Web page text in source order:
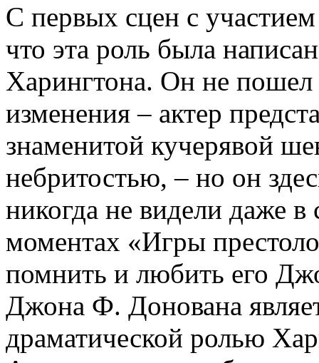
С первых сцен с
что эта роль была
Харингтона. Он не пошел
изменения – актер
знаменитой кучерявой
небритостью, – но он
никогда не видели даже
моментах «Игры
помнить и любить его
Джона Ф. Донована
драматической ролью